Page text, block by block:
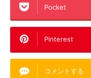
Pocket
Pinterest
コメントする